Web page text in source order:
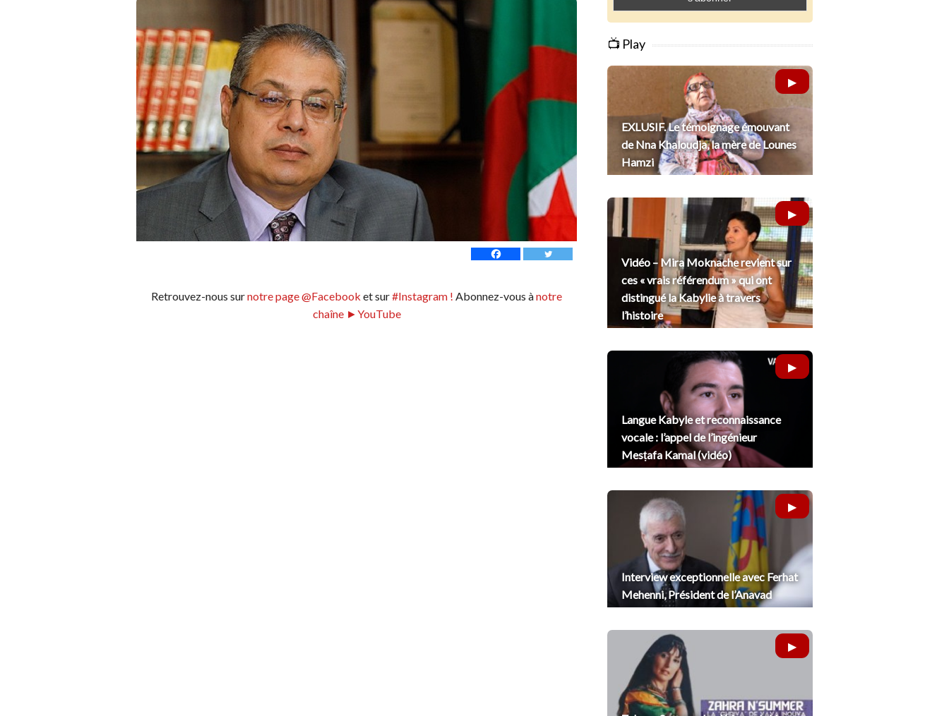
Retrouvez-nous surnotre page @Facebook et sur#Instagram ! Abonnez-vous ànotre
chaîne ►YouTube
📺 Play
EXLUSIF. Le témoignage émouvant
de Nna Khaloudja, la mère de Lounes
Hamzi
Vidéo – Mira Moknache revient sur
ces « vrais référendum » qui ont
distingué la Kabylie à travers
l’histoire
Langue Kabyle et reconnaissance
vocale : l’appel de l’ingénieur
Mesṭafa Kamal (vidéo)
Interview exceptionnelle avec Ferhat
Mehenni, Président de l’Anavad